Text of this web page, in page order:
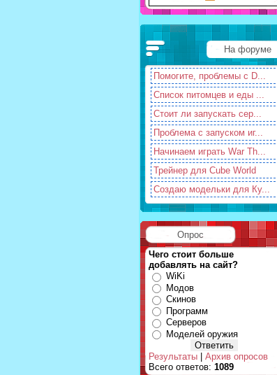
На форуме
Помогите, проблемы с D...
Список питомцев и еды ...
Стоит ли запускать сер...
Проблема с запуском иг...
Начинаем играть War Th...
Трейнер для Cube World
Создаю модельки для Ку...
Опрос
Чего стоит больше
добавлять на сайт?
WiKi
Модов
Скинов
Программ
Серверов
Моделей оружия
Результаты
Архив опросов
Всего ответов: 1089